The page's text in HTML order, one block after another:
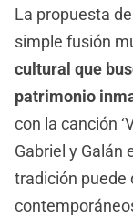
La propuesta
simple fusión
cultural que
patrimonio
con la canción
Gabriel y Galán
tradición puede